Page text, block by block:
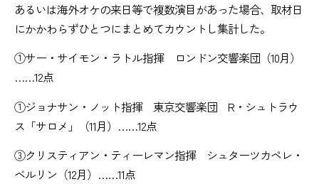
あるいは海外オケの来日等で複数演目があった場合、取材日
にかかわらずひとつにまとめてカウントし集計した。
①サー・サイモン・ラトル指揮 ロンドン交響楽団（10月）
……12点
①ジョナサン・ノット指揮 東京交響楽団 R・シュトラウ
ス「サロメ」（11月）……12点
③クリスティアン・ティーレマン指揮 シュターツカペレ・
ベルリン（12月）……11点